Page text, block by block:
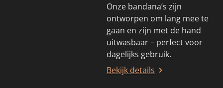
Onze bandana’s zijn
ontworpen om lang mee te
gaan en zijn met de hand
uitwasbaar – perfect voor
dagelijks gebruik.
Bekijk details